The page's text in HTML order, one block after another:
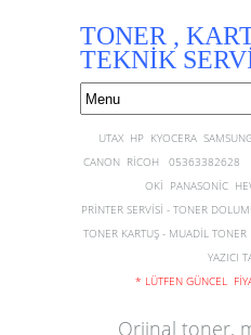
TONER ,
TEKNİK
UTAX HP KYOCERA
CANON RİCOH 05363382628
OKİ PANASONİC
PRİNTER SERVİSİ - TONER
TONER KARTUŞ - MUADİL TONER
YAZICI
* LÜTFEN GÜNCEL
Orjinal toner,